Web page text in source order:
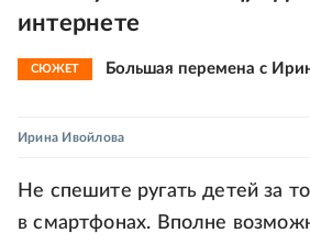
интернете
СЮЖЕТ Большая перемена с
Ирина Ивойлова
Не спешите ругать детей за
в смартфонах. Вполне